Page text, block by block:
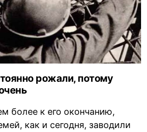
рожали, потому
более к его окончанию,
как и сегодня, заводили